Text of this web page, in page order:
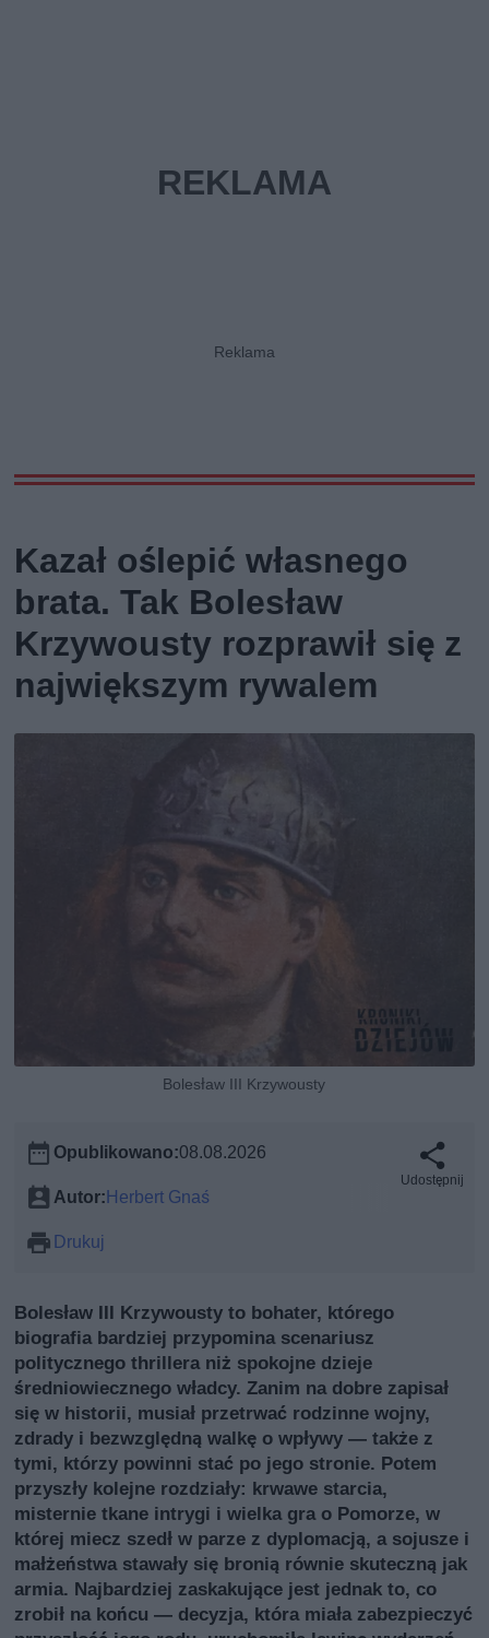
Kazał oślepić własnego
brata. Tak Bolesław
Krzywousty rozprawił się z
największym rywalem
Bolesław III Krzywousty
Opublikowano:08.08.2026
Autor:Herbert Gnaś
Drukuj
Udostępnij
Bolesław III Krzywousty to bohater, którego
biografia bardziej przypomina scenariusz
politycznego thrillera niż spokojne dzieje
średniowiecznego władcy. Zanim na dobre zapisał
się w historii, musiał przetrwać rodzinne wojny,
zdrady i bezwzględną walkę o wpływy — także z
tymi, którzy powinni stać po jego stronie. Potem
przyszły kolejne rozdziały: krwawe starcia,
misternie tkane intrygi i wielka gra o Pomorze, w
której miecz szedł w parze z dyplomacją, a sojusze i
małżeństwa stawały się bronią równie skuteczną jak
armia. Najbardziej zaskakujące jest jednak to, co
zrobił na końcu — decyzja, która miała zabezpieczyć